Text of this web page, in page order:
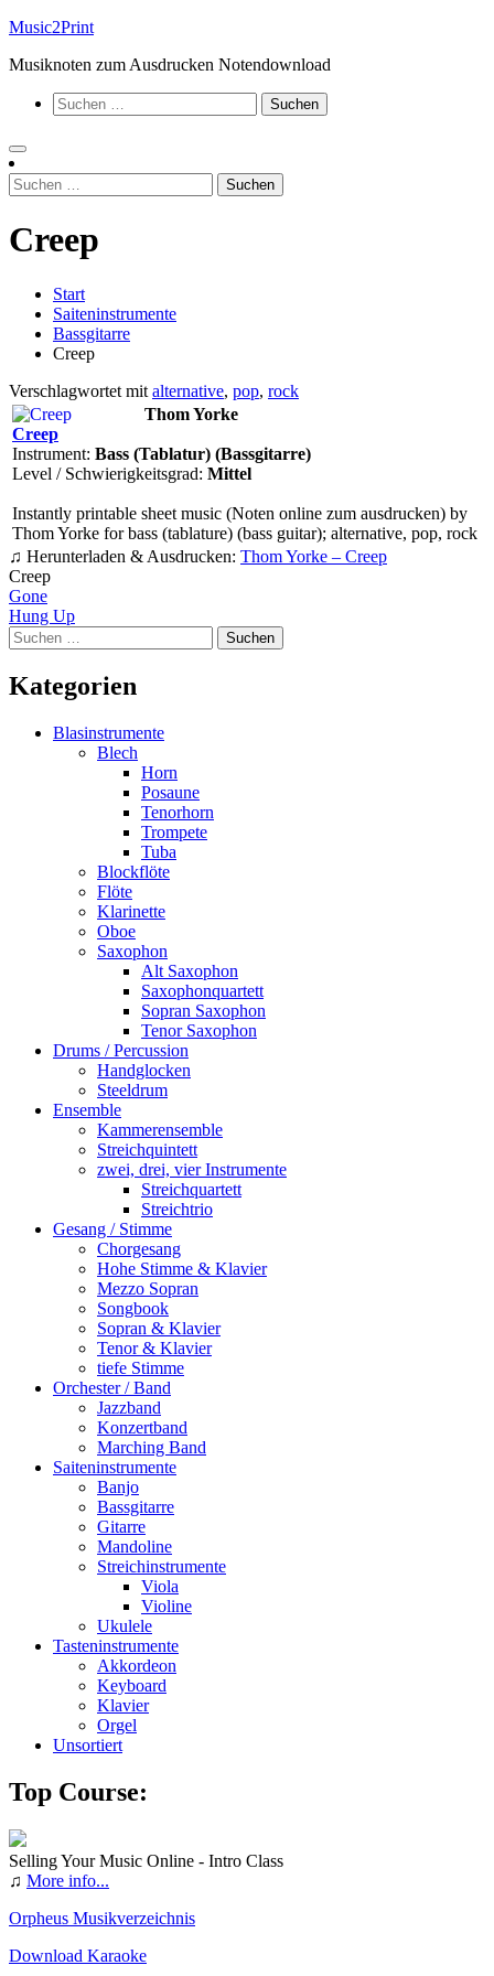
Zum
springen
Music2Print
Musiknoten zum Ausdrucken Notendownload
Suchen
nach:
Suchen
nach:
Creep
Start
Saiteninstrumente
Bassgitarre
Creep
Verschlagwortet mit alternative, pop, rock
Thom Yorke
Creep
Instrument: Bass (Tablatur) (Bassgitarre)
Level / Schwierigkeitsgrad: Mittel
Instantly printable sheet music (Noten online zum ausdrucken) by
Thom Yorke for bass (tablature) (bass guitar); alternative, pop, rock
♫ Herunterladen & Ausdrucken: Thom Yorke – Creep
Creep
Beitragsnavigation
Gone
Hung Up
Suchen
nach:
Kategorien
Blasinstrumente
Blech
Horn
Posaune
Tenorhorn
Trompete
Tuba
Blockflöte
Flöte
Klarinette
Oboe
Saxophon
Alt Saxophon
Saxophonquartett
Sopran Saxophon
Tenor Saxophon
Drums / Percussion
Handglocken
Steeldrum
Ensemble
Kammerensemble
Streichquintett
zwei, drei, vier Instrumente
Streichquartett
Streichtrio
Gesang / Stimme
Chorgesang
Hohe Stimme & Klavier
Mezzo Sopran
Songbook
Sopran & Klavier
Tenor & Klavier
tiefe Stimme
Orchester / Band
Jazzband
Konzertband
Marching Band
Saiteninstrumente
Banjo
Bassgitarre
Gitarre
Mandoline
Streichinstrumente
Viola
Violine
Ukulele
Tasteninstrumente
Akkordeon
Keyboard
Klavier
Orgel
Unsortiert
Top Course:
Selling Your Music Online - Intro Class
♫ More info...
Orpheus Musikverzeichnis
Download Karaoke